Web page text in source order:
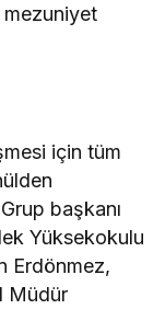
mezuniyet
için tüm
başkanı
Yüksekokulu
Erdönmez,
Müdür